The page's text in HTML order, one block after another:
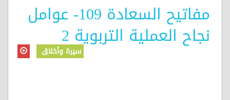
مفاتيح السعادة 109- عوامل
نجاح العملية التربوية 2
سيرة وأخلاق